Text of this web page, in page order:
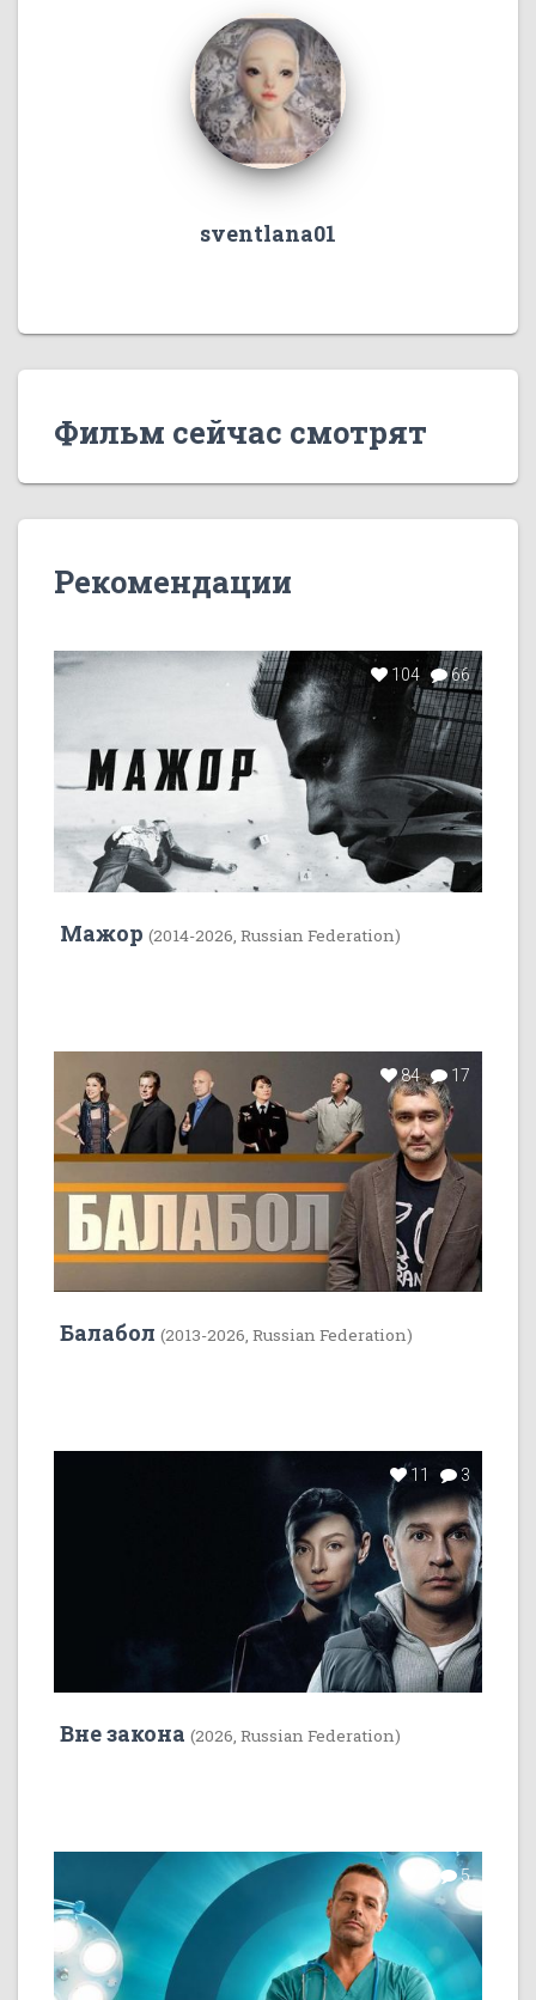
sventlana01
Фильм сейчас смотрят
Рекомендации
104 66
Мажор (2014-2026, Russian Federation)
84 17
Балабол (2013-2026, Russian Federation)
11 3
Вне закона (2026, Russian Federation)
7 5